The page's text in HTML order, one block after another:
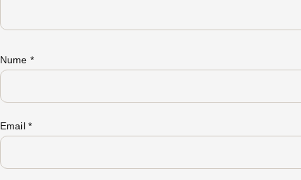
Nume *
Email *